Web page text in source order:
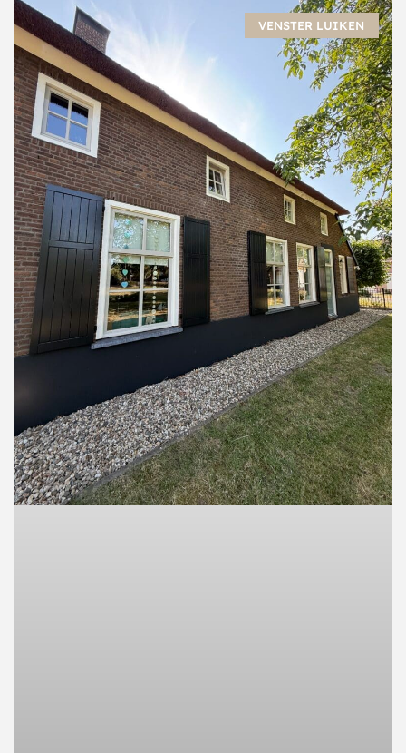
VENSTER LUIKEN